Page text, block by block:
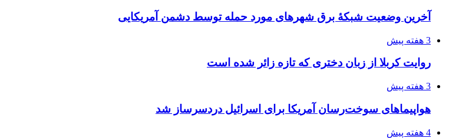
آخرین وضعیت شبکۀ برق شهرهای مورد حمله توسط دشمن آمریکایی
3 هفته پیش
روایت کربلا از زبان دختری که تازه زائر شده است
3 هفته پیش
هواپیماهای سوخت‌رسان آمریکا برای اسرائیل دردسرساز شد
4 هفته پیش